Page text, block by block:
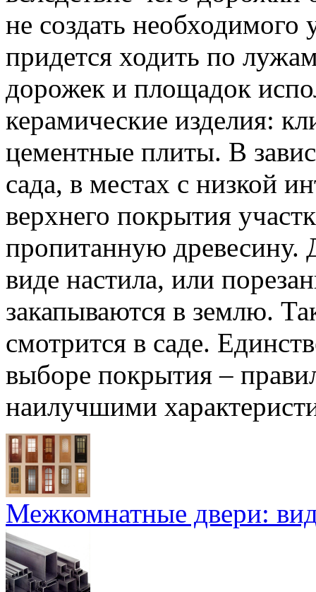
не создать
придется ходить по
дорожек и площадок
керамические изделия:
цементные плиты. В
сада, в местах с низкой
верхнего покрытия
пропитанную древесину.
виде настила, или
закапываются в землю.
смотрится в саде.
выборе покрытия –
наилучшими
Межкомнатные двери: